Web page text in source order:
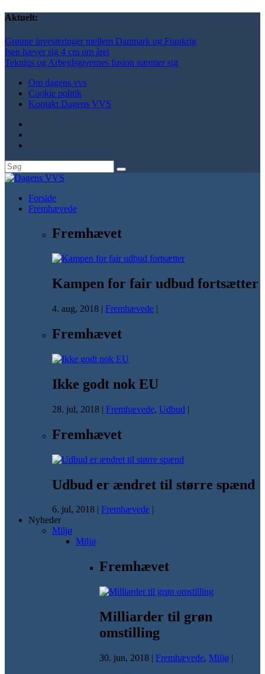
Aktuelt:
Grønne investeringer mellem Danmark og Frankrig
Isen hæver sig 4 cm om året
Tekniqs og Arbejdsgivernes fusion nærmer sig
Om dagens vvs
Cookie politik
Kontakt Dagens VVS
Forside
Fremhævede
Fremhævet
Kampen for fair udbud fortsætter
4. aug, 2018 | Fremhævede |
Fremhævet
Ikke godt nok EU
28. jul, 2018 | Fremhævede, Udbud |
Fremhævet
Udbud er ændret til større spænd
6. jul, 2018 | Fremhævede |
Nyheder
Miljø
Miljø
Fremhævet
Milliarder til grøn
omstilling
30. jun, 2018 | Fremhævede, Miljø |